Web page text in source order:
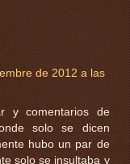
de 2012 a las
y comentarios de
solo se dicen
hubo un par de
solo se insultaba y